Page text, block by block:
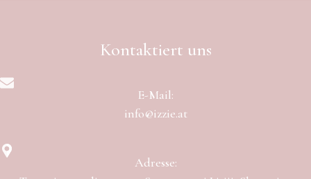
Kontaktiert uns
E-Mail:
info@izzie.at
Adresse: